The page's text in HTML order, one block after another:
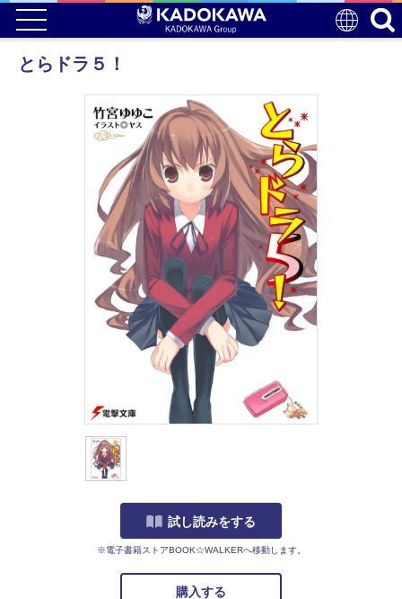
とらドラ５！
試し読みをする
※電子書籍ストアBOOK☆WALKERへ移動します。
購入する